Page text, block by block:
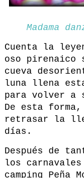
Madama
Cuenta la
oso pirenaico
cueva
luna llena
para volver a
De esta
retrasar la
días.
Después de
los
camping Peña